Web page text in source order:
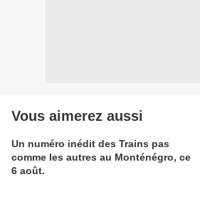
Vous aimerez aussi
Un numéro inédit des Trains pas
comme les autres au Monténégro, ce
6 août.